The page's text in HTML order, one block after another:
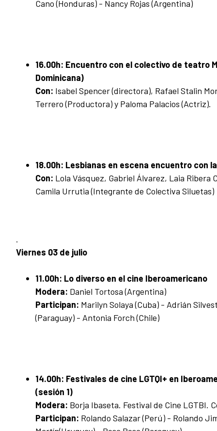
Cano (Honduras) - Nancy Rojas (Argentina)
16.00h: Encuentro con el colectivo de teatro
Dominicana)
Con: Isabel Spencer (directora), Rafael Stalin
Terrero (Productora) y Paloma Palacios (Actriz).
18.00h: Lesbianas en escena encuentro con
Con: Lola Vásquez, Gabriel Álvarez, Laia Ribera
Camila Urrutia (Integrante de Colectiva Siluetas)
.
Viernes 03 de julio
11.00h: Lo diverso en el cine Iberoamericano
Modera: Daniel Tortosa (Argentina)
Participan: Marilyn Solaya (Cuba) - Adrián
(Paraguay) - Antonia Forch (Chile)
14.00h: Festivales de cine LGTQI+ en
(sesión 1)
Modera: Borja Ibaseta. Festival de Cine LGTBI.
Participan: Rolando Salazar (Perú) - Rolando